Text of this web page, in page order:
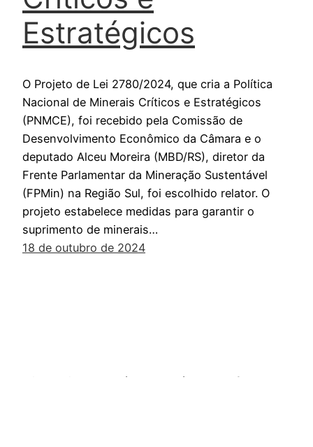
Estratégicos
O Projeto de Lei 2780/2024, que cria a Política
Nacional de Minerais Críticos e Estratégicos
(PNMCE), foi recebido pela Comissão de
Desenvolvimento Econômico da Câmara e o
deputado Alceu Moreira (MBD/RS), diretor da
Frente Parlamentar da Mineração Sustentável
(FPMin) na Região Sul, foi escolhido relator. O
projeto estabelece medidas para garantir o
suprimento de minerais…
18 de outubro de 2024
Mineração sustentável. Essa é a nossa frente.